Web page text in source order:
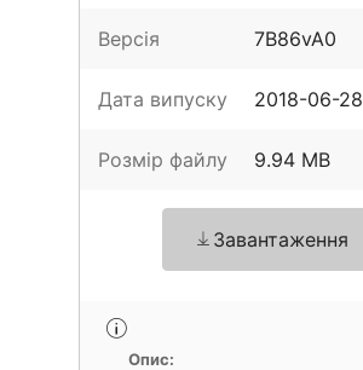
Версія 7B86vA0
Дата випуску 2018-06-28
Розмір файлу 9.94 MB
Завантаження
Опис: